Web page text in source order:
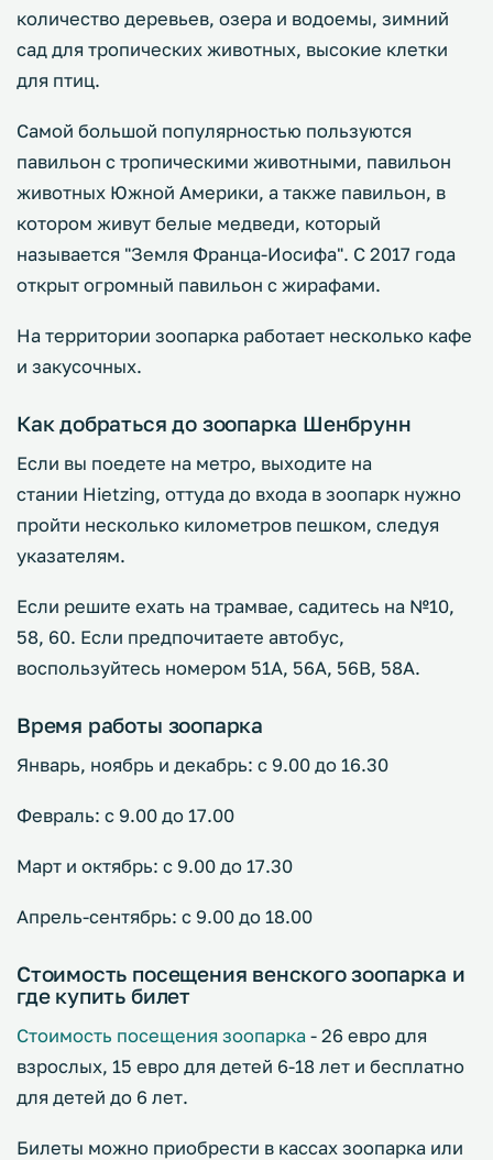
количество деревьев, озера и водоемы, зимний
сад для тропических животных, высокие клетки
для птиц.
Самой большой популярностью пользуются
павильон с тропическими животными, павильон
животных Южной Америки, а также павильон, в
котором живут белые медведи, который
называется "Земля Франца-Иосифа". С 2017 года
открыт огромный павильон с жирафами.
На территории зоопарка работает несколько кафе
и закусочных.
Как добраться до зоопарка Шенбрунн
Если вы поедете на метро, выходите на
стании Hietzing, оттуда до входа в зоопарк нужно
пройти несколько километров пешком, следуя
указателям.
Если решите ехать на трамвае, садитесь на №10,
58, 60. Если предпочитаете автобус,
воспользуйтесь номером 51A, 56A, 56B, 58A.
Время работы зоопарка
Январь, ноябрь и декабрь: с 9.00 до 16.30
Февраль: с 9.00 до 17.00
Март и октябрь: с 9.00 до 17.30
Апрель-сентябрь: с 9.00 до 18.00
Стоимость посещения венского зоопарка и
где купить билет
Стоимость посещения зоопарка - 26 евро для
взрослых, 15 евро для детей 6-18 лет и бесплатно
для детей до 6 лет.
Билеты можно приобрести в кассах зоопарка или